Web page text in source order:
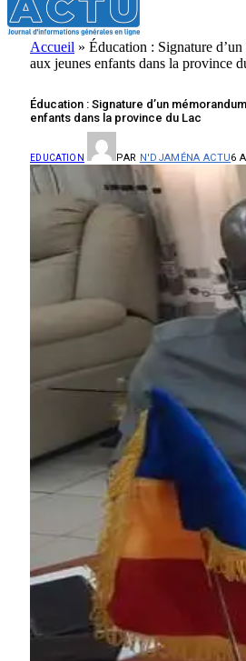
Accueil » Éducation : Signature
aux jeunes enfants dans la province
Éducation : Signature d’un
enfants dans la province du Lac
EDUCATION PAR N'DJAMÉNA ACTU6